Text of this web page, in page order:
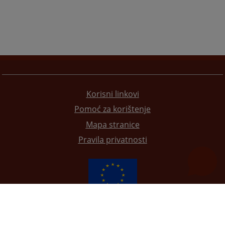
Korisni linkovi
Pomoć za korištenje
Mapa stranice
Pravila privatnosti